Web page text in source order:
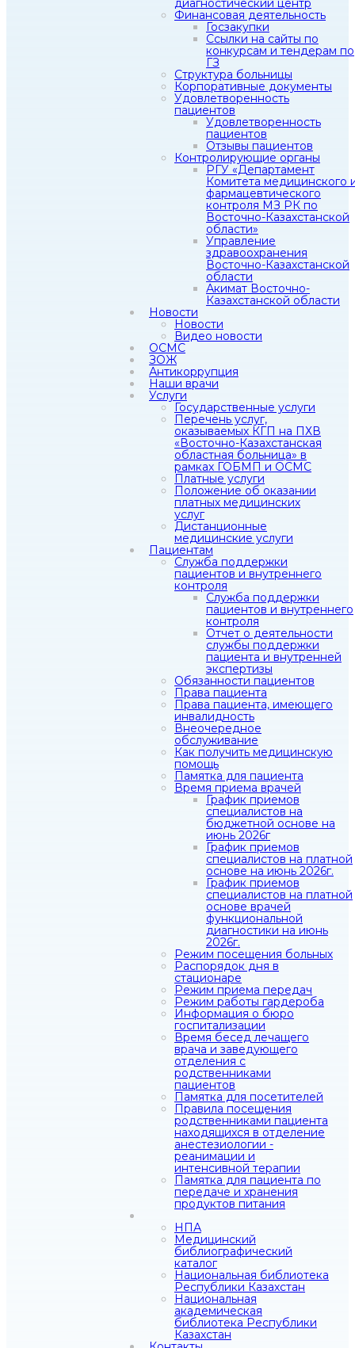
диагностический центр
Финансовая деятельность
Госзакупки
Ссылки на сайты по
конкурсам и тендерам по
ГЗ
Структура больницы
Корпоративные документы
Удовлетворенность
пациентов
Удовлетворенность
пациентов
Отзывы пациентов
Контролирующие органы
РГУ «Департамент
Комитета медицинского
фармацевтического
контроля МЗ РК по
Восточно-Казахстанской
области»
Управление
здравоохранения
Восточно-Казахстанской
области
Акимат Восточно-
Казахстанской области
Новости
Новости
Видео новости
ОСМС
ЗОЖ
Антикоррупция
Наши врачи
Услуги
Государственные услуги
Перечень услуг,
оказываемых КГП на ПХВ
«Восточно-Казахстанская
областная больница» в
рамках ГОБМП и ОСМС
Платные услуги
Положение об оказании
платных медицинских
услуг
Дистанционные
медицинские услуги
Пациентам
Служба поддержки
пациентов и внутреннего
контроля
Служба поддержки
пациентов и внутреннего
контроля
Отчет о деятельности
службы поддержки
пациента и внутренней
экспертизы
Обязанности пациентов
Права пациента
Права пациента, имеющего
инвалидность
Внеочередное
обслуживание
Как получить медицинскую
помощь
Памятка для пациента
Время приема врачей
График приемов
специалистов на
бюджетной основе на
июнь 2026г
График приемов
специалистов на платной
основе на июнь 2026г.
График приемов
специалистов на платной
основе врачей
функциональной
диагностики на июнь
2026г.
Режим посещения больных
Распорядок дня в
стационаре
Режим приема передач
Режим работы гардероба
Информация о бюро
госпитализации
Время бесед лечащего
врача и заведующего
отделения с
родственниками
пациентов
Памятка для посетителей
Правила посещения
родственниками пациента
находящихся в отделение
анестезиологии -
реанимации и
интенсивной терапии
Памятка для пациента по
передаче и хранения
продуктов питания
НПА
Медицинский
библиографический
каталог
Национальная библиотека
Республики Казахстан
Национальная
академическая
библиотека Республики
Казахстан